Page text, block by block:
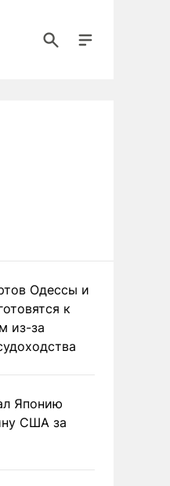
Одессы и
к
из-за
Японию
США за